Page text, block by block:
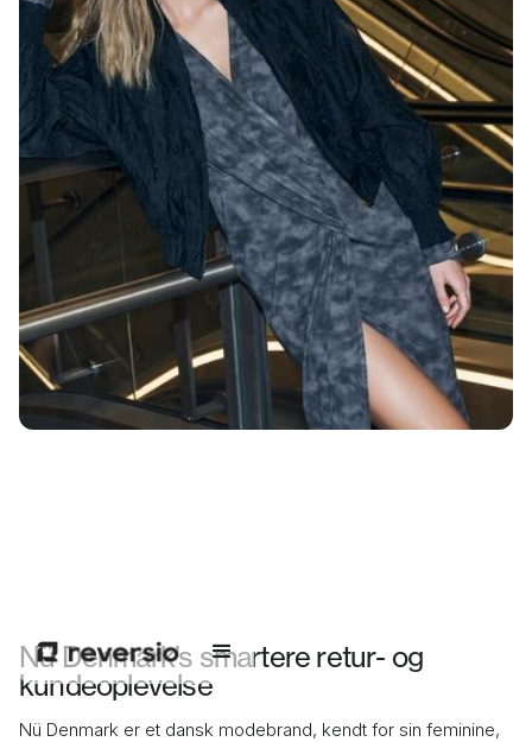
3500+
Sager håndteret af Reversio
Nü Denmark’s smartere retur- og
kundeoplevelse
Nü Denmark er et dansk modebrand, kendt for sin feminine,